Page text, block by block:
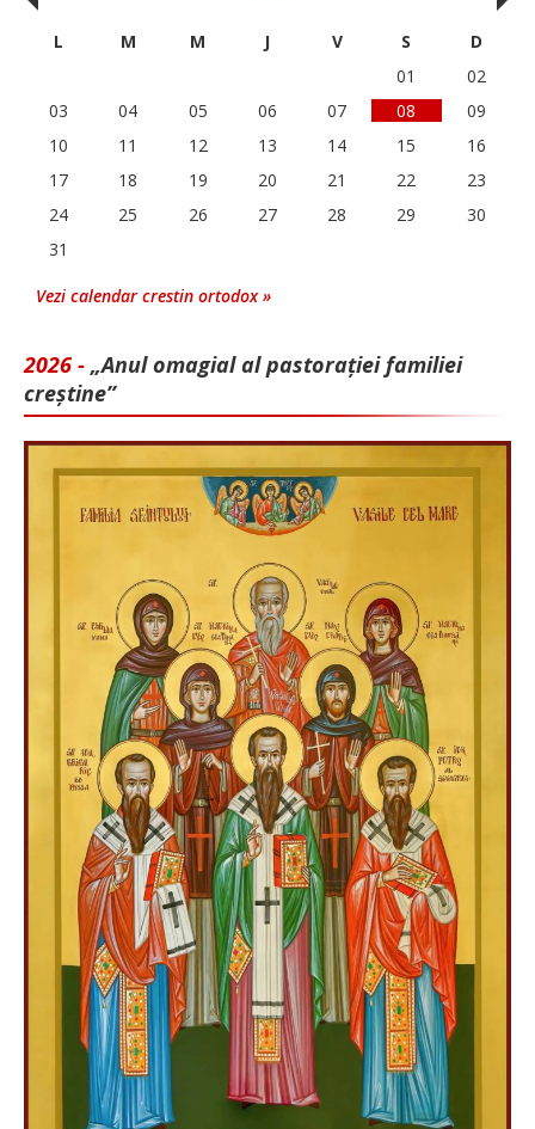
L M M J V S
D
01
02
03
04 05 06 07 08
09
10
11 12 13 14 15
16
17
18 19 20 21 22
23
24
25 26 27 28 29
30
31
Vezi calendar crestin ortodox »
2026 - „Anul omagial al pastorației familiei
creștine”